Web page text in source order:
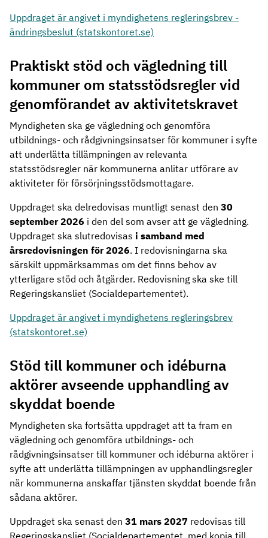
Uppdraget är angivet i myndighetens regleringsbrev -
ändringsbeslut (statskontoret.se)
Praktiskt stöd och vägledning till
kommuner om statsstödsregler vid
genomförandet av aktivitetskravet
Myndigheten ska ge vägledning och genomföra
utbildnings- och rådgivningsinsatser för kommuner i syfte
att underlätta tillämpningen av relevanta
statsstödsregler när kommunerna anlitar utförare av
aktiviteter för försörjningsstödsmottagare.
Uppdraget ska delredovisas muntligt senast den 30
september 2026 i den del som avser att ge vägledning.
Uppdraget ska slutredovisas i samband med
årsredovisningen för 2026. I redovisningarna ska
särskilt uppmärksammas om det finns behov av
ytterligare stöd och åtgärder. Redovisning ska ske till
Regeringskansliet (Socialdepartementet).
Uppdraget är angivet i myndighetens regleringsbrev
(statskontoret.se)
Stöd till kommuner och idéburna
aktörer avseende upphandling av
skyddat boende
Myndigheten ska fortsätta uppdraget att ta fram en
vägledning och genomföra utbildnings- och
rådgivningsinsatser till kommuner och idéburna aktörer i
syfte att underlätta tillämpningen av upphandlingsregler
när kommunerna anskaffar tjänsten skyddat boende från
sådana aktörer.
Uppdraget ska senast den 31 mars 2027 redovisas till
Regeringskansliet (Socialdepartementet, med kopia till